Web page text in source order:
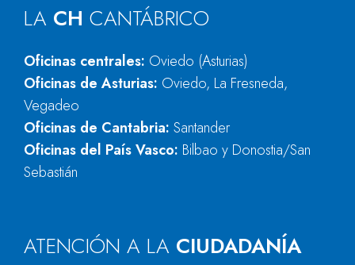
LA CH CANTÁBRICO
Oficinas centrales: Oviedo (Asturias)
Oficinas de Asturias: Oviedo, La Fresneda,
Vegadeo
Oficinas de Cantabria: Santander
Oficinas del País Vasco: Bilbao y Donostia/San
Sebastián
ATENCIÓN A LA CIUDADANÍA